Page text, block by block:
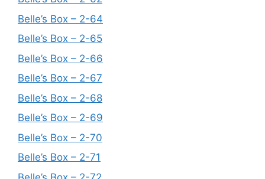
Belle’s Box – 2-64
Belle’s Box – 2-65
Belle’s Box – 2-66
Belle’s Box – 2-67
Belle’s Box – 2-68
Belle’s Box – 2-69
Belle’s Box – 2-70
Belle’s Box – 2-71